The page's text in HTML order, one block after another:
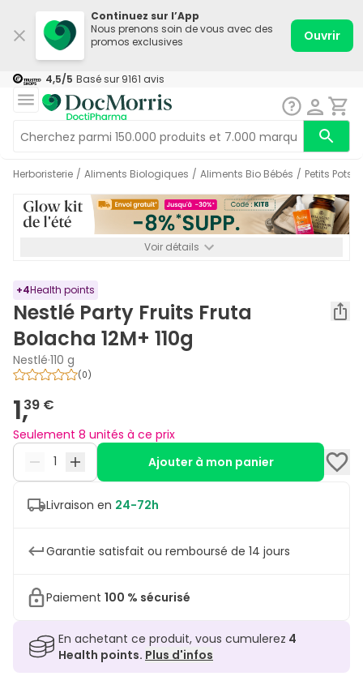
Continuez sur l’App
Nous prenons soin de vous avec des
promos exclusives
Ouvrir
4,5/5 Basé sur 9161 avis
Herboristerie / Aliments Biologiques / Aliments Bio Bébés / Petits Pots
Voir détails
+4Health points
Nestlé Party Fruits Fruta
Bolacha 12M+ 110g
Nestlé·110 g
(0)
1,39 €
Seulement 8 unités à ce prix
Ajouter à mon panier
Livraison en 24-72h
Garantie satisfait ou remboursé de 14 jours
Paiement 100 % sécurisé
En achetant ce produit, vous cumulerez 4
Health points. Plus d'infos